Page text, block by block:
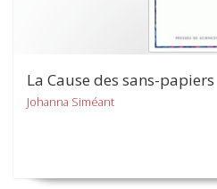
La Cause des sans-papiers
Johanna Siméant